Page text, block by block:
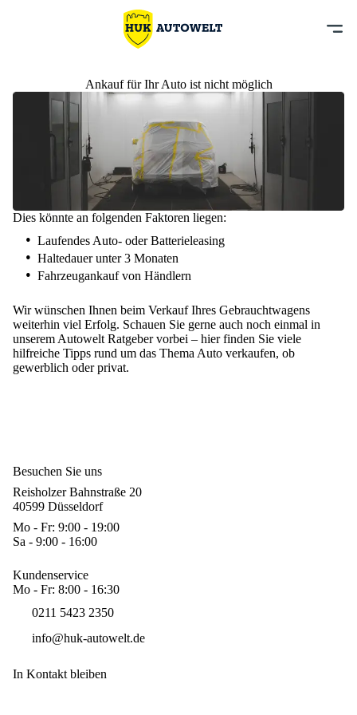
Ankauf für Ihr Auto ist nicht möglich
Dies könnte an folgenden Faktoren liegen:
Laufendes Auto- oder Batterieleasing
Haltedauer unter 3 Monaten
Fahrzeugankauf von Händlern
Wir wünschen Ihnen beim Verkauf Ihres Gebrauchtwagens
weiterhin viel Erfolg. Schauen Sie gerne auch noch einmal in
unserem Autowelt Ratgeber vorbei – hier finden Sie viele
hilfreiche Tipps rund um das Thema Auto verkaufen, ob
gewerblich oder privat.
Besuchen Sie uns
Reisholzer Bahnstraße 20
40599 Düsseldorf
Mo - Fr: 9:00 - 19:00
Sa - 9:00 - 16:00
Kundenservice
Mo - Fr: 8:00 - 16:30
0211 5423 2350
info@huk-autowelt.de
In Kontakt bleiben